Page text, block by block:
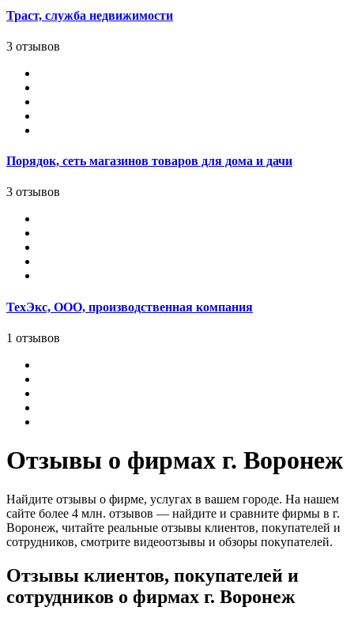
Траст, служба недвижимости
3 отзывов
Порядок, сеть магазинов товаров для дома и дачи
3 отзывов
ТехЭкс, ООО, производственная компания
1 отзывов
Отзывы о фирмах г. Воронеж
Найдите отзывы о фирме, услугах в вашем городе. На нашем
сайте более 4 млн. отзывов — найдите и сравните фирмы в г.
Воронеж, читайте реальные отзывы клиентов, покупателей и
сотрудников, смотрите видеоотзывы и обзоры покупателей.
Отзывы клиентов, покупателей и
сотрудников о фирмах г. Воронеж